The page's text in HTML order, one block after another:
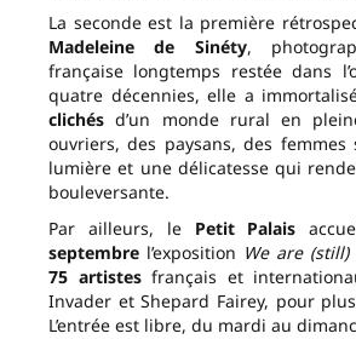
La seconde est la première
Madeleine de Sinéty,
française longtemps restée dans
quatre décennies, elle a
clichés d’un monde rural en
ouvriers, des paysans, des femmes
lumière et une délicatesse qui
bouleversante.
Par ailleurs, le Petit Palais
septembre l’exposition We are (still)
75 artistesfrançais et
Invader et Shepard Fairey, pour
L’entrée est libre, du mardi au